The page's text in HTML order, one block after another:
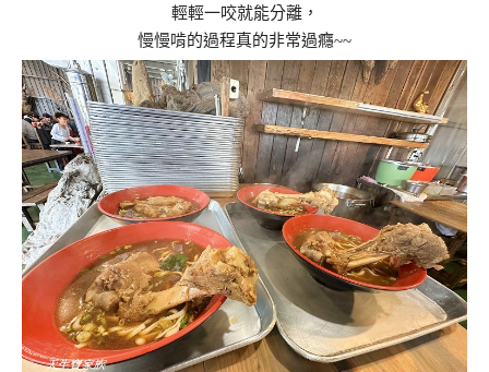
輕輕一咬就能分離，
慢慢啃的過程真的非常過癮~~